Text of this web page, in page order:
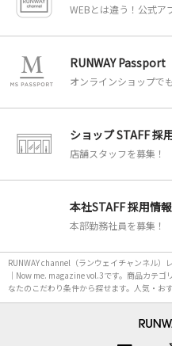
WEBとは違う！公式ア
RUNWAY Passport
オンラインショップで
ショップ STAFF 採
店舗スタッフを募集！
本社STAFF 採用情報
本部勤務社員を募集！
RUNWAY channel（ランウェイチャンネル）
｜Now me. magazine vol.3です。商品カテ
なたのこだわり条件から探せます。人気・お